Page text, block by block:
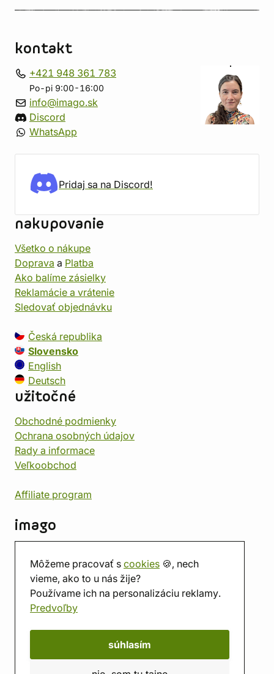
Môžeme pracovať s cookies 🍪, nech
vieme, ako to u nás žije?
Používame ich na personalizáciu reklamy.
Predvoľby
súhlasím
kontakt
+421 948 361 783
Po-pi 9:00-16:00
info@imago.sk
Discord
WhatsApp
Pridaj sa na Discord!
nakupovanie
Všetko o nákupe
Doprava a Platba
Ako balíme zásielky
Reklamácie a vrátenie
Sledovať objednávku
Česká republika
Slovensko
English
Deutsch
užitočné
Obchodné podmienky
Ochrana osobných údajov
Rady a informace
Veľkoobchod
Affiliate program
imago
Predajňa
Herňa
O nás
Hodnotenie obchodu